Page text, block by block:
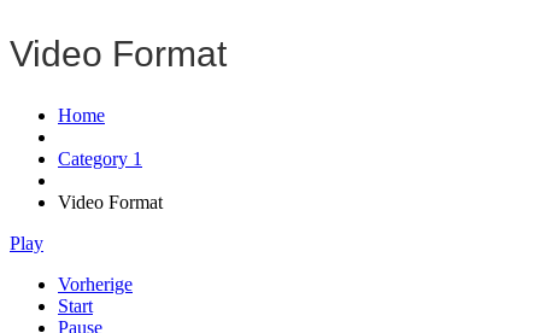
Video Format
Home
Category 1
Video Format
Play
Vorherige
Start
Pause